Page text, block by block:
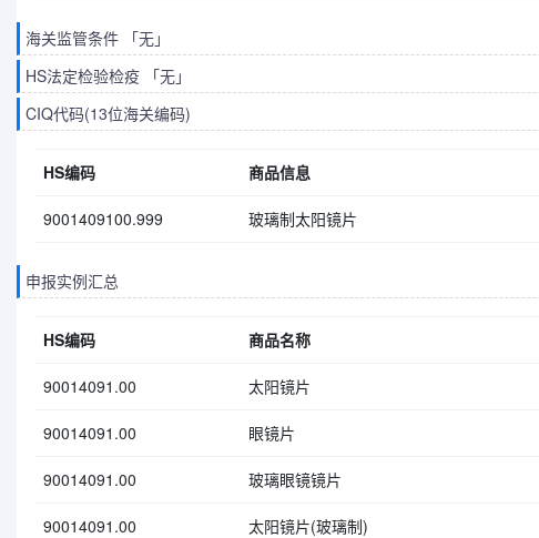
海关监管条件 「无」
HS法定检验检疫 「无」
CIQ代码(13位海关编码)
HS编码 商品信息
9001409100.999 玻璃制太阳镜片
申报实例汇总
HS编码 商品名称
90014091.00 太阳镜片
90014091.00 眼镜片
90014091.00 玻璃眼镜镜片
90014091.00 太阳镜片(玻璃制)